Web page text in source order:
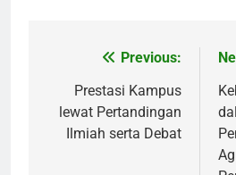
navigation
Previous:
Prestasi Kampus
lewat Pertandingan
Ilmiah serta Debat